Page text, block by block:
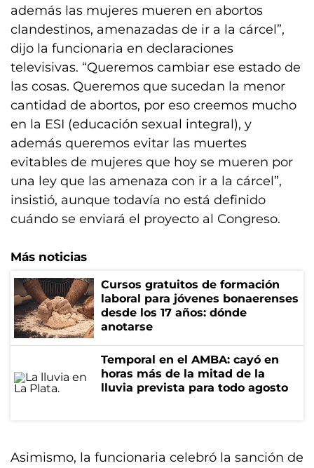
además las mujeres mueren en abortos
clandestinos, amenazadas de ir a la cárcel”,
dijo la funcionaria en declaraciones
televisivas. “Queremos cambiar ese estado de
las cosas. Queremos que sucedan la menor
cantidad de abortos, por eso creemos mucho
en la ESI (educación sexual integral), y
además queremos evitar las muertes
evitables de mujeres que hoy se mueren por
una ley que las amenaza con ir a la cárcel”,
insistió, aunque todavía no está definido
cuándo se enviará el proyecto al Congreso.
Más noticias
Cursos gratuitos de formación
laboral para jóvenes bonaerenses
desde los 17 años: dónde
anotarse
Temporal en el AMBA: cayó en
horas más de la mitad de la
lluvia prevista para todo agosto
Asimismo, la funcionaria celebró la sanción de